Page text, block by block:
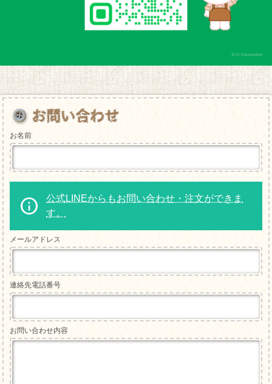
お名前
公式LINEからもお問い合わせ・注文ができま
す。
メールアドレス
連絡先電話番号
お問い合わせ内容